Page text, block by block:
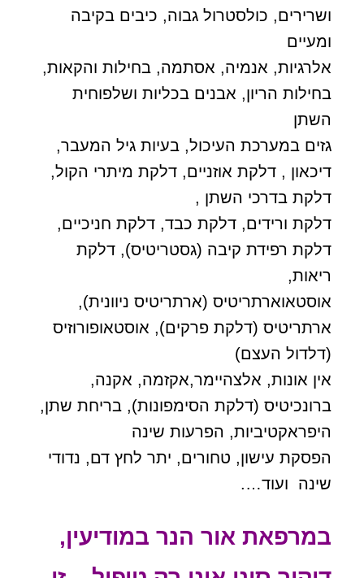
ושרירים, כולסטרול גבוה, כיבים בקיבה
ומעיים
אלרגיות, אנמיה, אסתמה, בחילות והקאות,
בחילות הריון, אבנים בכליות ושלפוחית
השתן
גזים במערכת העיכול, בעיות גיל המעבר,
דיכאון , דלקת אוזניים, דלקת מיתרי הקול,
דלקת בדרכי השתן ,
דלקת ורידים, דלקת כבד, דלקת חניכיים,
דלקת רפידת קיבה (גסטריטיס), דלקת
ריאות,
אוסטאוארתריטיס (ארתריטיס ניוונית),
ארתריטיס (דלקת פרקים), אוסטאופורוזיס
(דלדול העצם)
אין אונות, אלצהיימר,אקזמה, אקנה,
ברונכיטיס (דלקת הסימפונות), בריחת שתן,
היפראקטיביות, הפרעות שינה
הפסקת עישון, טחורים, יתר לחץ דם, נדודי
שינה ועוד….
במרפאת אור הנר במודיעין,